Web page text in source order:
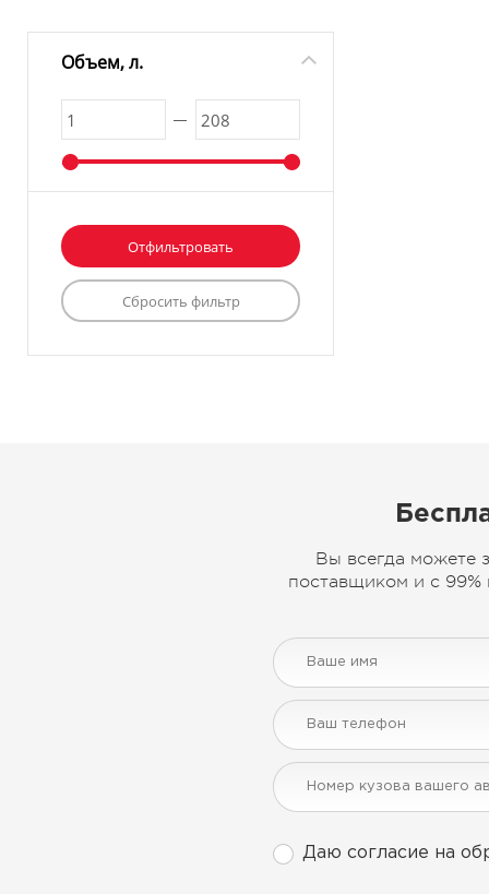
Объем, л.
Вы всегда можете
поставщиком и с 99%
Даю согласие на